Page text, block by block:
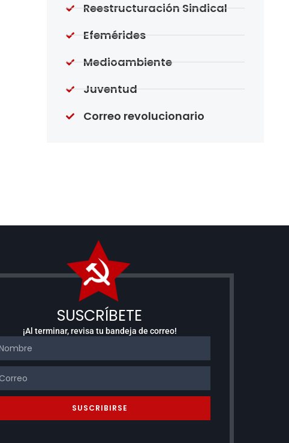
Reestructuración Sindical
Efemérides
Medioambiente
Juventud
Correo revolucionario
SUSCRÍBETE
¡Al terminar, revisa tu bandeja de correo!
SUSCRIBIRSE